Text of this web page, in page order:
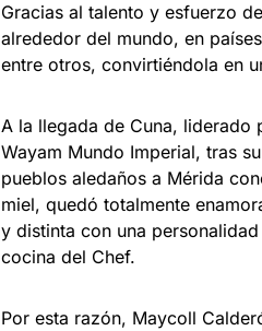
Gracias al talento y esfuerzo
alrededor del mundo, en
entre otros, convirtiéndola en
A la llegada de Cuna,
Wayam Mundo Imperial, tras
pueblos aledaños a Mérida
miel, quedó totalmente
y distinta con una
cocina del Chef.
Por esta razón, Maycoll